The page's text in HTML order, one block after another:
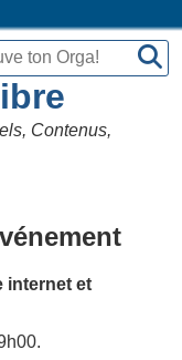
Contenus,
internet et